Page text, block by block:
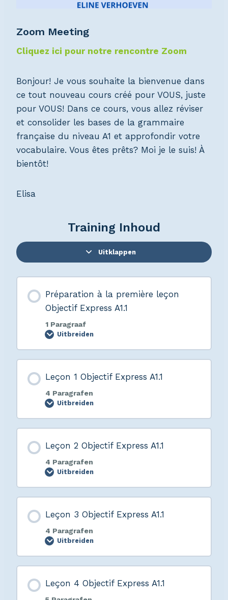
Zoom Meeting
Cliquez ici pour notre rencontre Zoom
Bonjour! Je vous souhaite la bienvenue dans
ce tout nouveau cours créé pour VOUS, juste
pour VOUS! Dans ce cours, vous allez réviser
et consolider les bases de la grammaire
française du niveau A1 et approfondir votre
vocabulaire. Vous êtes prêts? Moi je le suis! À
bientôt!
Elisa
Training Inhoud
Uitklappen
Préparation à la première leçon
Objectif Express A1.1
1 Paragraaf
Uitbreiden
Leçon 1 Objectif Express A1.1
4 Paragrafen
Uitbreiden
Leçon 2 Objectif Express A1.1
4 Paragrafen
Uitbreiden
Leçon 3 Objectif Express A1.1
4 Paragrafen
Uitbreiden
Leçon 4 Objectif Express A1.1